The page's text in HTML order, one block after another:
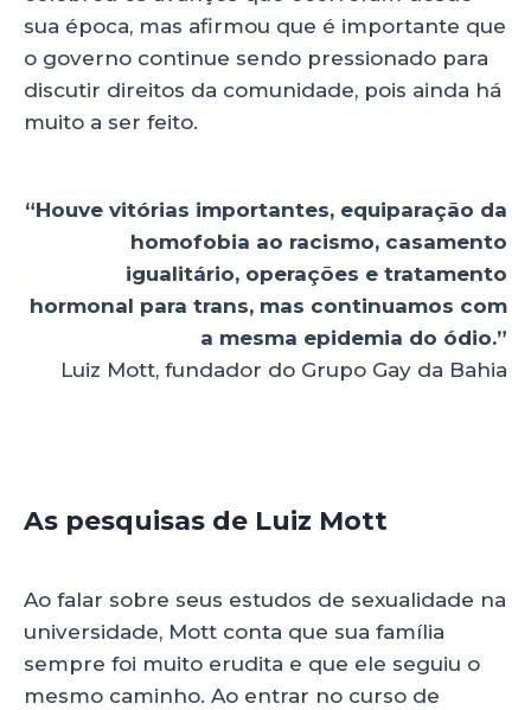
sua época, mas afirmou que é importante que
o governo continue sendo pressionado para
discutir direitos da comunidade, pois ainda há
muito a ser feito.
“Houve vitórias importantes, equiparação da
homofobia ao racismo, casamento
igualitário, operações e tratamento
hormonal para trans, mas continuamos com
a mesma epidemia do ódio.”
Luiz Mott, fundador do Grupo Gay da Bahia
As pesquisas de Luiz Mott
Ao falar sobre seus estudos de sexualidade na
universidade, Mott conta que sua família
sempre foi muito erudita e que ele seguiu o
mesmo caminho. Ao entrar no curso de